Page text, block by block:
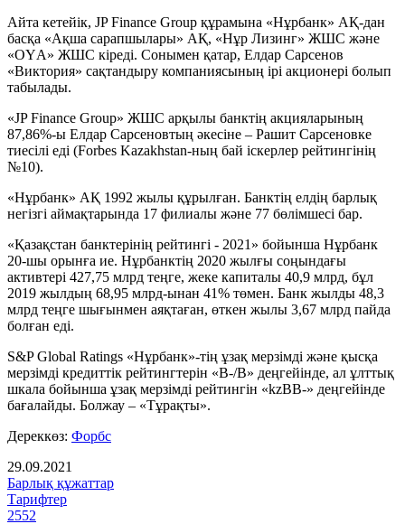
Айта кетейік, JP Finance Group құрамына «Нұрбанк» АҚ-дан
басқа «Ақша сарапшылары» АҚ, «Нұр Лизинг» ЖШС және
«ОҮА» ЖШС кіреді. Сонымен қатар, Елдар Сарсенов
«Виктория» сақтандыру компаниясының ірі акционері болып
табылады.
«JP Finance Group» ЖШС арқылы банктің акцияларының
87,86%-ы Елдар Сарсеновтың әкесіне – Рашит Сарсеновке
тиесілі еді (Forbes Kazakhstan-ның бай іскерлер рейтингінің
№10).
«Нұрбанк» АҚ 1992 жылы құрылған. Банктің елдің барлық
негізгі аймақтарында 17 филиалы және 77 бөлімшесі бар.
«Қазақстан банктерінің рейтингі - 2021» бойынша Нұрбанк
20-шы орынға ие. Нұрбанктің 2020 жылғы соңындағы
активтері 427,75 млрд теңге, жеке капиталы 40,9 млрд, бұл
2019 жылдың 68,95 млрд-ынан 41% төмен. Банк жылды 48,3
млрд теңге шығынмен аяқтаған, өткен жылы 3,67 млрд пайда
болған еді.
S&P Global Ratings «Нұрбанк»-тің ұзақ мерзімді және қысқа
мерзімді кредиттік рейтингтерін «B-/B» деңгейінде, ал ұлттық
шкала бойынша ұзақ мерзімді рейтингін «kzBB-» деңгейінде
бағалайды. Болжау – «Тұрақты».
Дереккөз: Форбс
29.09.2021
Барлық құжаттар
Тарифтер
2552